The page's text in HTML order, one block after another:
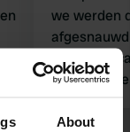
About
we werden
naast zijn
sanizuil in